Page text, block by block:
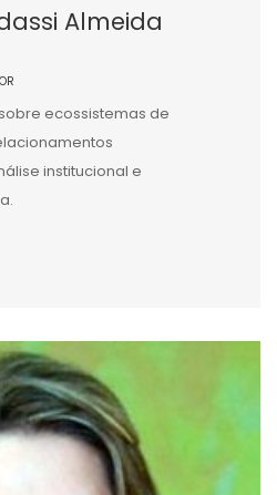
Almeida
ecossistemas de
institucional e